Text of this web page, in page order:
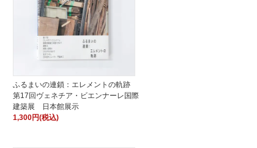
ふるまいの連鎖：エレメントの軌跡
第17回ヴェネチア・ビエンナーレ国際
建築展 日本館展示
1,300円(税込)